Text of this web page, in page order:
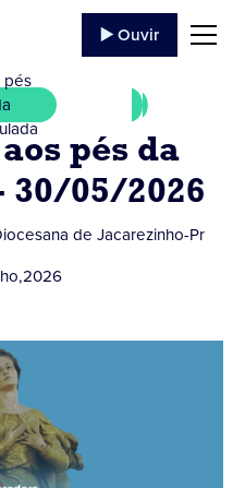
▶️ Ouvir
pés
pés da
05/2026
de Jacarezinho-Pr
,2026